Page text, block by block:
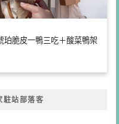
珀脆皮一鴨三吃＋酸菜鴨架
站部落客